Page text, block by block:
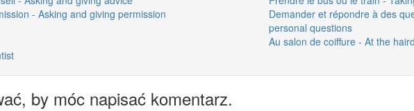
- Asking and giving permission
Demander et répondre à des
personal questions
Au salon de coiffure - At the
by móc napisać komentarz.